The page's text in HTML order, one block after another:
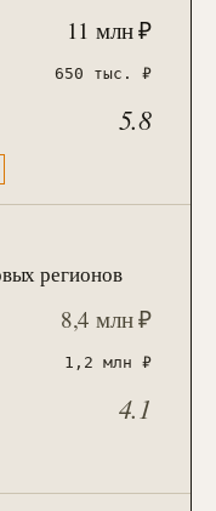
11 млн ₽
650 тыс. ₽
5.8
регионов
8,4 млн ₽
1,2 млн ₽
4.1